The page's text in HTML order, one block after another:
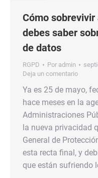
Cómo
debes saber
de datos
RGPD Por admin
Deja un comentario
Ya es 25 de mayo,
hace meses en la
Administraciones
la nueva privacidad
General de
esta recta final, y
que están sufriendo